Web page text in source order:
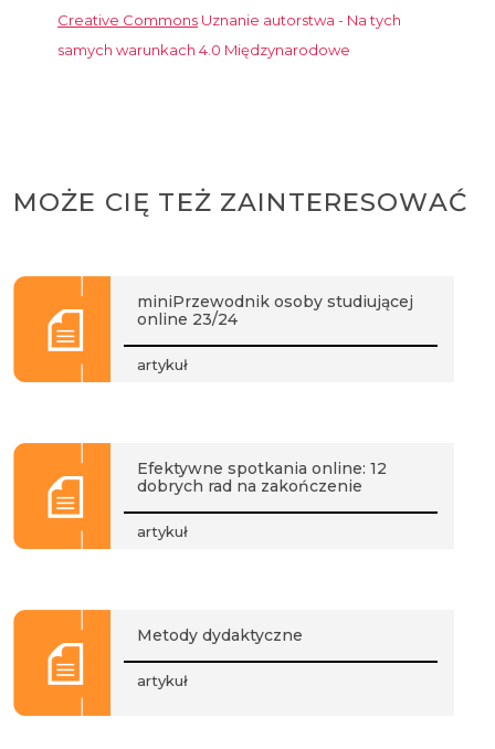
Creative Commons Uznanie autorstwa - Na tych
samych warunkach 4.0 Międzynarodowe
MOŻE CIĘ TEŻ ZAINTERESOWAĆ
miniPrzewodnik osoby studiującej
online 23/24
artykuł
Efektywne spotkania online: 12
dobrych rad na zakończenie
artykuł
Metody dydaktyczne
artykuł